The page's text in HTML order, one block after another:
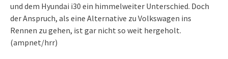
und dem Hyundai i30 ein himmelweiter Unterschied. Doch
der Anspruch, als eine Alternative zu Volkswagen ins
Rennen zu gehen, ist gar nicht so weit hergeholt.
(ampnet/hrr)